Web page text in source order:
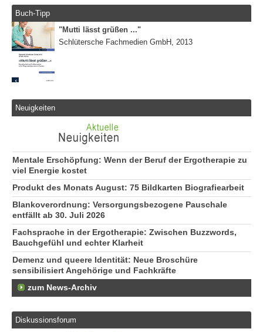
Buch-Tipp
"Mutti lässt grüßen ..."
Schlütersche Fachmedien GmbH, 2013
Neuigkeiten
Mentale Erschöpfung: Wenn der Beruf der Ergotherapie zu
viel Energie kostet
Produkt des Monats August: 75 Bildkarten Biografiearbeit
Blankoverordnung: Versorgungsbezogene Pauschale
entfällt ab 30. Juli 2026
Fachsprache in der Ergotherapie: Zwischen Buzzwords,
Bauchgefühl und echter Klarheit
Demenz und queere Identität: Neue Broschüre
sensibilisiert Angehörige und Fachkräfte
zum News-Archiv
Diskussionsforum